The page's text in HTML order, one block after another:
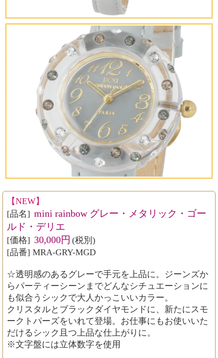
【NEW】
[品名] mini rainbow グレー・メタリック・ゴー
ルド・デリエ
[価格] 30,000円 (税別)
[品番] MRA-GRY-MGD
☆透明感のあるグレーで手元を上品に。ジーンズか
らパーティーシーンまでどんなシチュエーションに
も似合うシックで大人かっこいいカラー。
クリスタルとブラックダイヤモンドに、新たにスモ
ークトパーズをいれて登場。お仕事にもお使いいた
だけるシック且つ上品な仕上がりに。
※文字盤には立体数字を使用